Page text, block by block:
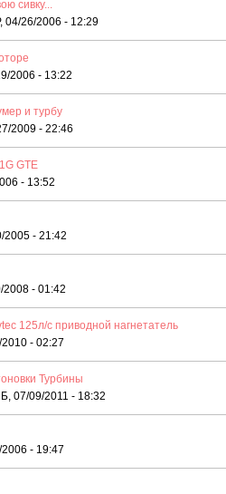
сивку...
04/26/2006 - 12:29
2006 - 13:22
и турбу
2009 - 22:46
GTE
- 13:52
2005 - 21:42
- 01:42
125л/с приводной нагнетатель
- 02:27
Турбины
07/09/2011 - 18:32
- 19:47